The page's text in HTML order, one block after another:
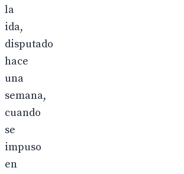
la
ida,
disputado
hace
una
semana,
cuando
se
impuso
en